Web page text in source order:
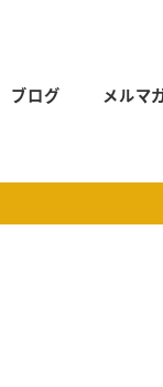
ブログ メルマ